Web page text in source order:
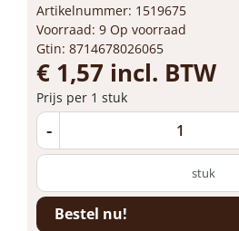
Artikelnummer: 1519675
Voorraad: 9 Op voorraad
Gtin: 8714678026065
€ 1,57 incl. BTW
Prijs per 1 stuk
-
stuk
Bestel nu!